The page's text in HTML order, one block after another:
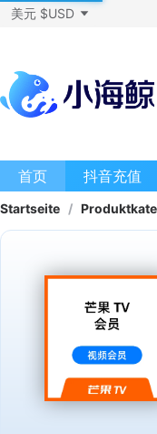
美元 $USD
首页 抖音充值
Startseite /